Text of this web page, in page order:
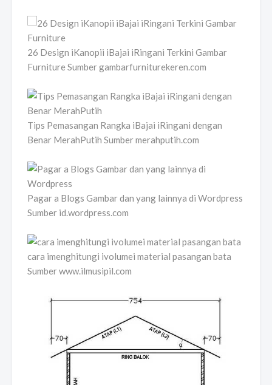
26 Design iKanopii iBajai iRingani Terkini Gambar
Furniture Sumber gambarfurniturekeren.com
Tips Pemasangan Rangka iBajai iRingani dengan
Benar MerahPutih Sumber merahputih.com
Pagar a Blogs Gambar dan yang lainnya di Wordpress
Sumber id.wordpress.com
cara imenghitungi ivolumei material pasangan bata
Sumber www.ilmusipil.com